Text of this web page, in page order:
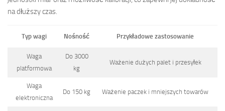
na dłuższy czas.
Typ wagi Nośność Przykładowe zastosowanie
Waga
platformowa
Do 3000
kg
Ważenie dużych palet i przesyłek
Waga
elektroniczna
Do 150 kg Ważenie paczek i mniejszych towarów